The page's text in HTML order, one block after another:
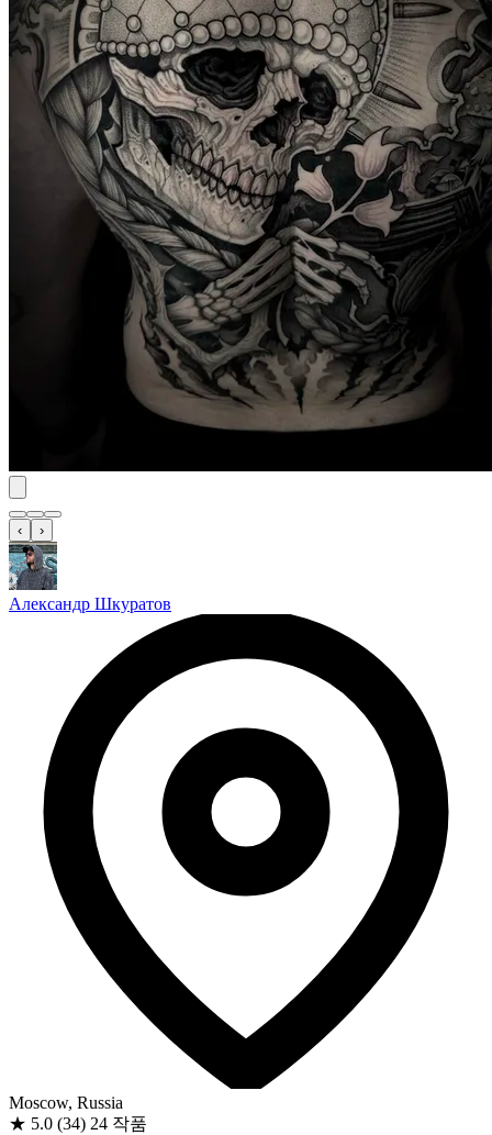
‹ ›
Александр Шкуратов
Moscow, Russia
★ 5.0 (34) 24 작품